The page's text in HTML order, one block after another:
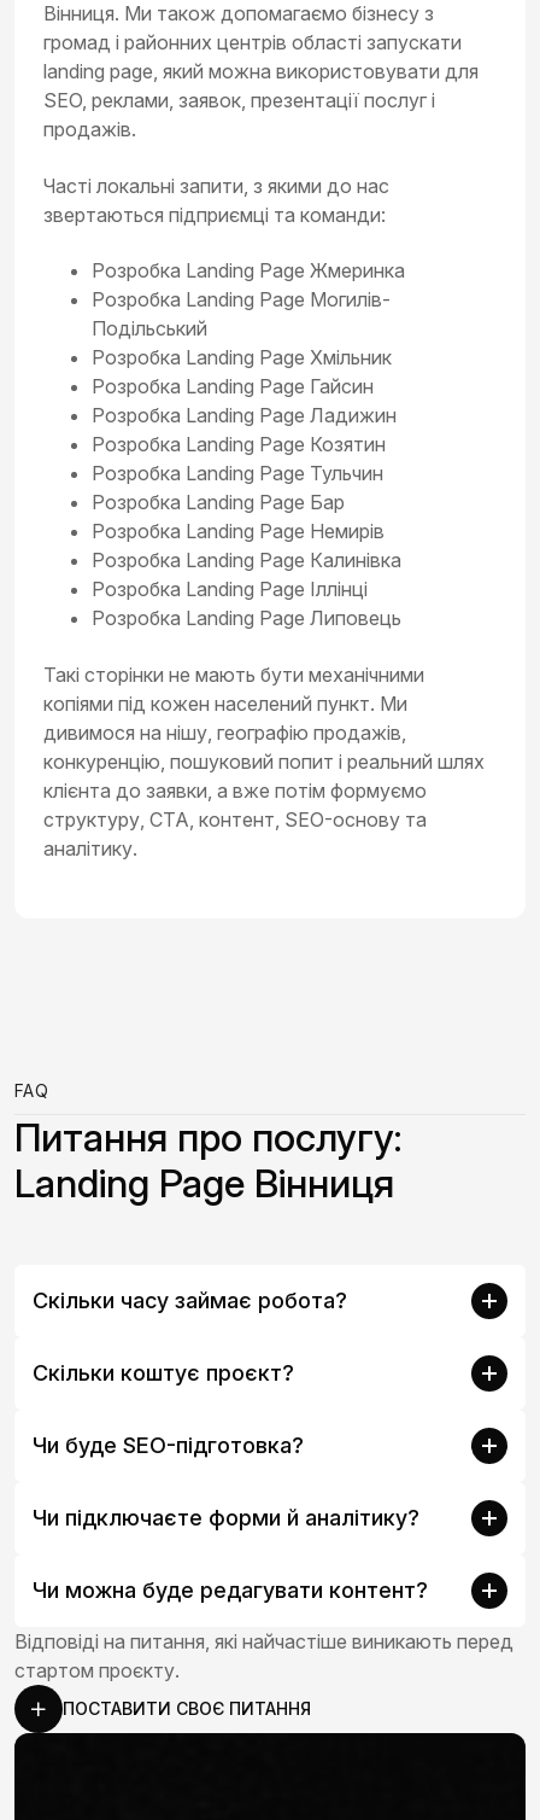
Вінниця. Ми також допомагаємо бізнесу з
громад і районних центрів області запускати
landing page, який можна використовувати для
SEO, реклами, заявок, презентації послуг і
продажів.
Часті локальні запити, з якими до нас
звертаються підприємці та команди:
Розробка Landing Page Жмеринка
Розробка Landing Page Могилів-
Подільський
Розробка Landing Page Хмільник
Розробка Landing Page Гайсин
Розробка Landing Page Ладижин
Розробка Landing Page Козятин
Розробка Landing Page Тульчин
Розробка Landing Page Бар
Розробка Landing Page Немирів
Розробка Landing Page Калинівка
Розробка Landing Page Іллінці
Розробка Landing Page Липовець
Такі сторінки не мають бути механічними
копіями під кожен населений пункт. Ми
дивимося на нішу, географію продажів,
конкуренцію, пошуковий попит і реальний шлях
клієнта до заявки, а вже потім формуємо
структуру, CTA, контент, SEO-основу та
аналітику.
FAQ
Питання про послугу:
Landing Page Вінниця
Відповіді на питання, які найчастіше виникають перед
стартом проєкту.
ПОСТАВИТИ СВОЄ ПИТАННЯ
Скільки часу займає робота?
Скільки коштує проєкт?
Чи буде SEO-підготовка?
Чи підключаєте форми й аналітику?
Чи можна буде редагувати контент?